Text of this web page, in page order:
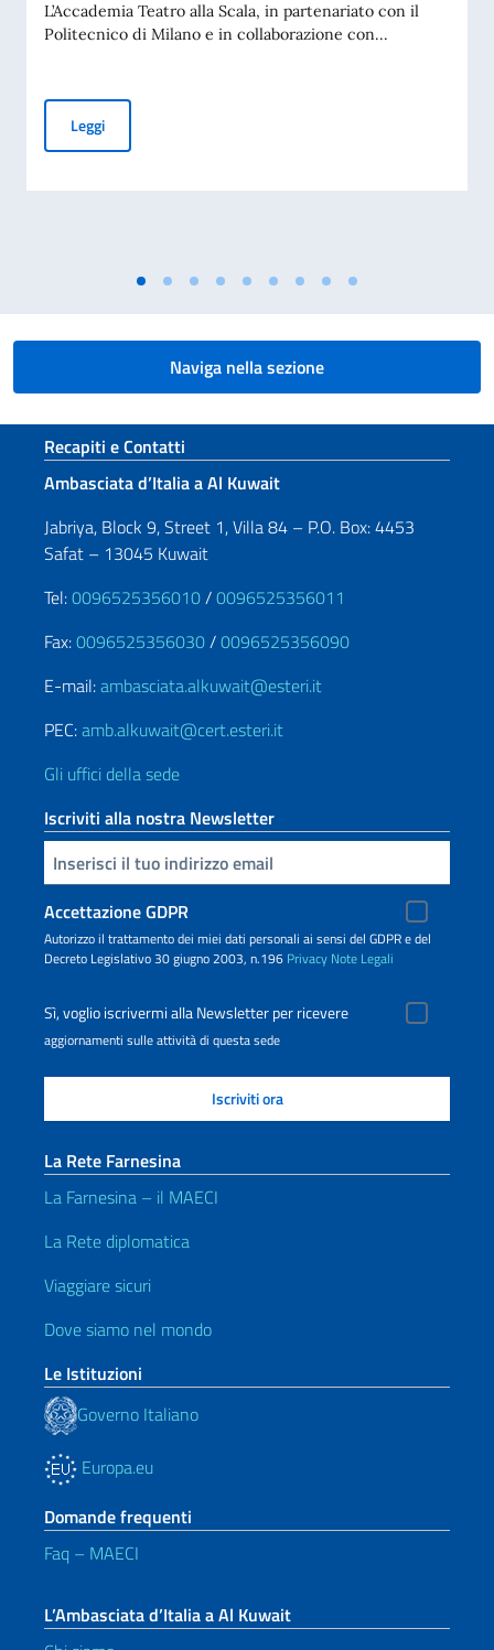
L’Accademia Teatro alla Scala, in partenariato con il
Politecnico di Milano e in collaborazione con...
LeggiAccademia Teatro alla Scala – Borse di studio in Design,
Naviga nella sezione
Sezione footer
Recapiti e Contatti
Ambasciata d’Italia a Al Kuwait
Jabriya, Block 9, Street 1, Villa 84 – P.O. Box: 4453
Safat – 13045 Kuwait
Tel:0096525356010/0096525356011
Fax:0096525356030/0096525356090
E-mail:ambasciata.alkuwait@esteri.it
PEC:amb.alkuwait@cert.esteri.it
Gli uffici della sede
Iscriviti alla nostra Newsletter
Inserisci la tua email
Accettazione GDPR
Autorizzo il trattamento dei miei dati personali ai sensi del GDPR e del
Decreto Legislativo 30 giugno 2003, n.196 Privacy Note Legali
Sì, voglio iscrivermi alla Newsletter per ricevere
aggiornamenti sulle attività di questa sede
La Rete Farnesina
La Farnesina – il MAECI
La Rete diplomatica
Viaggiare sicuri
Dove siamo nel mondo
Le Istituzioni
Governo Italiano
Europa.eu
Domande frequenti
Faq – MAECI
L’Ambasciata d’Italia a Al Kuwait